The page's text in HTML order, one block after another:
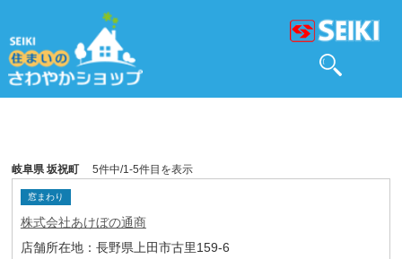
岐阜県 坂祝町 5件中/1-5件目を表示
窓まわり
株式会社あけぼの通商
店舗所在地：長野県上田市古里159-6